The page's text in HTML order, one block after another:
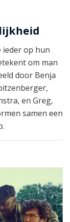
ieder op hun
om man
door Benja
en Greg,
samen een